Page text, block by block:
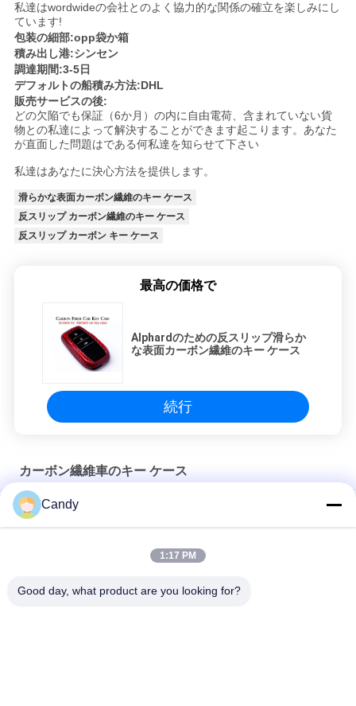
私達はwordwideの会社とのよく協力的な関係の確立を楽しみにし
ています!
包装の細部:opp袋か箱
積み出し港:シンセン
調達期間:3-5日
デフォルトの船積み方法:DHL
販売サービスの後:
どの欠陥でも保証（6か月）の内に自由電荷、含まれていない貨
物との私達によって解決することができます起こります。あなた
が直面した問題はである何私達を知らせて下さい
私達はあなたに決心方法を提供します。
滑らかな表面カーボン繊維のキー ケース
反スリップ カーボン繊維のキー ケース
反スリップ カーボン キー ケース
最高の価格で
Alphardのための反スリップ滑らか
な表面カーボン繊維のキー ケース
続行
カーボン繊維車のキー ケース
BMWの知性制御ちり止めカーボン繊維車のキー ケース
Candy
1:17 PM
Good day, what product are you looking for?